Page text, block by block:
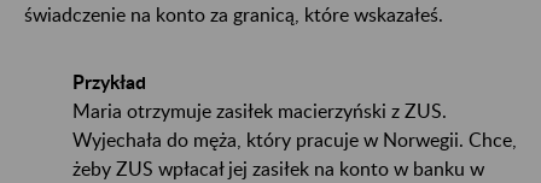
świadczenie na konto za granicą, które wskazałeś.
Przykład
Maria otrzymuje zasiłek macierzyński z ZUS.
Wyjechała do męża, który pracuje w Norwegii. Chce,
żeby ZUS wpłacał jej zasiłek na konto w banku w